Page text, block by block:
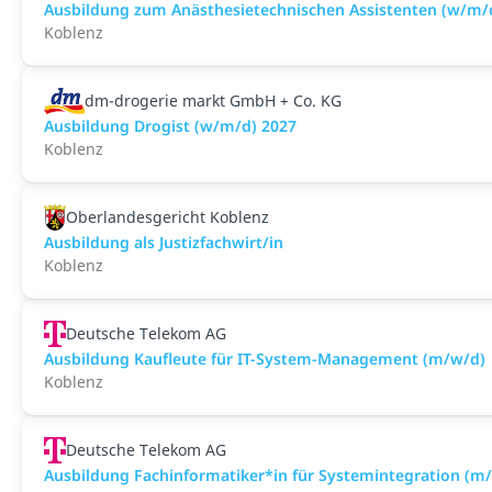
Ausbildung zum Anästhesietechnischen Assistenten (w/m/
Koblenz
dm-drogerie markt GmbH + Co. KG
Ausbildung Drogist (w/m/d) 2027
Koblenz
Oberlandesgericht Koblenz
Ausbildung als Justizfachwirt/in
Koblenz
Deutsche Telekom AG
Ausbildung Kaufleute für IT-System-Management (m/w/d)
Koblenz
Deutsche Telekom AG
Ausbildung Fachinformatiker*in für Systemintegration